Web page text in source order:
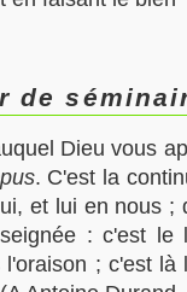
de
Dieu vous
. C'est la
et lui en nous
: c'est le
; c'est